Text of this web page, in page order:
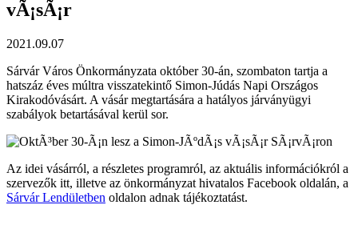
vÃ¡sÃ¡r
2021.09.07
Sárvár Város Önkormányzata október 30-án, szombaton tartja a
hatszáz éves múltra visszatekintő Simon-Júdás Napi Országos
Kirakodóvásárt. A vásár megtartására a hatályos járványügyi
szabályok betartásával kerül sor.
Az idei vásárról, a részletes programról, az aktuális információkról a
szervezők itt, illetve az önkormányzat hivatalos Facebook oldalán, a
Sárvár Lendületben oldalon adnak tájékoztatást.